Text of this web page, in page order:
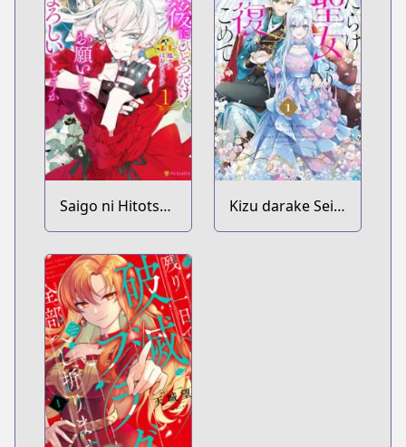
Saigo ni Hitotsu
dake Onegai
shitemo Yoroshii
deshou ka
Kizu darake Seijo
yori Houfuku wo